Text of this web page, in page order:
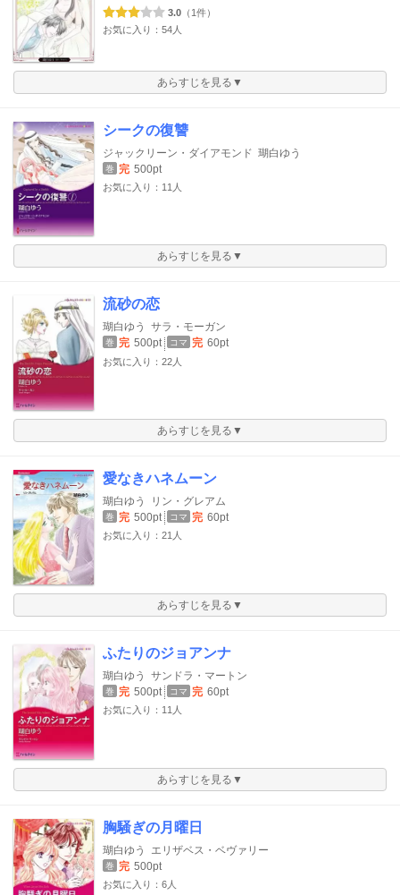
3.0 （1件）
お気に入り：54人
あらすじを見る▼
シークの復讐
ジャックリーン・ダイアモンド 瑚白ゆう
巻 完 500pt
お気に入り：11人
あらすじを見る▼
流砂の恋
瑚白ゆう サラ・モーガン
巻 完 500pt コマ 完 60pt
お気に入り：22人
あらすじを見る▼
愛なきハネムーン
瑚白ゆう リン・グレアム
巻 完 500pt コマ 完 60pt
お気に入り：21人
あらすじを見る▼
ふたりのジョアンナ
瑚白ゆう サンドラ・マートン
巻 完 500pt コマ 完 60pt
お気に入り：11人
あらすじを見る▼
胸騒ぎの月曜日
瑚白ゆう エリザベス・ベヴァリー
巻 完 500pt
お気に入り：6人